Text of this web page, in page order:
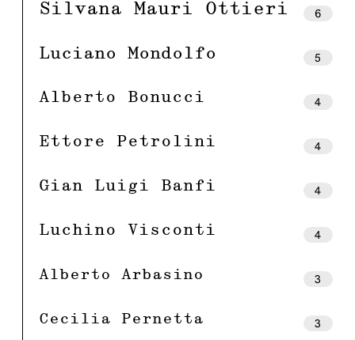
Silvana Mauri Ottieri 6
Luciano Mondolfo 5
Alberto Bonucci 4
Ettore Petrolini 4
Gian Luigi Banfi 4
Luchino Visconti 4
Alberto Arbasino 3
Cecilia Pernetta 3